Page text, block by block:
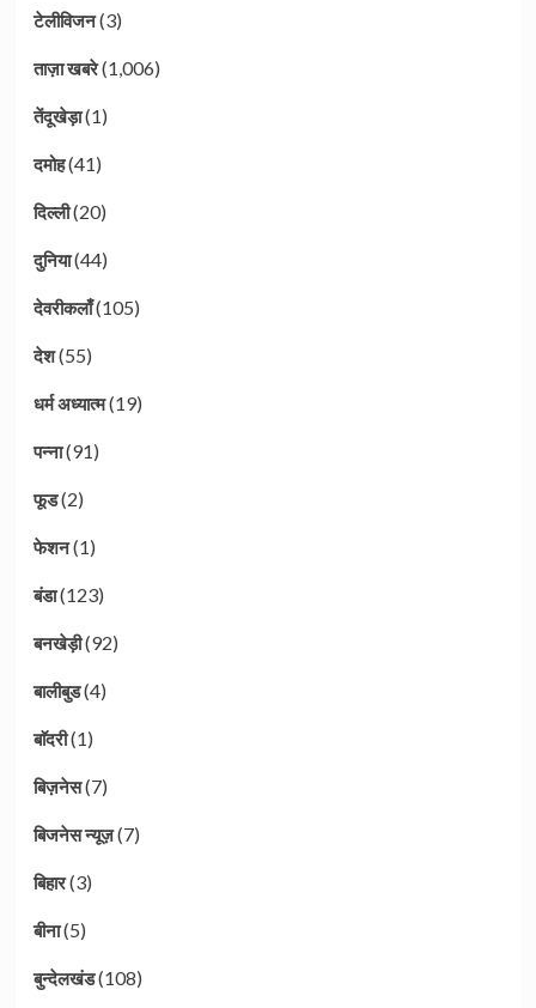
टेलीविजन(3)
ताज़ा खबरे(1,006)
तेंदूखेड़ा(1)
दमोह(41)
दिल्ली(20)
दुनिया(44)
देवरीकलाँ(105)
देश(55)
धर्म अध्यात्म(19)
पन्ना(91)
फूड(2)
फेशन(1)
बंडा(123)
बनखेड़ी(92)
बालीबुड(4)
बाॅदरी(1)
बिज़नेस(7)
बिजनेस न्यूज़(7)
बिहार(3)
बीना(5)
बुन्देलखंड(108)